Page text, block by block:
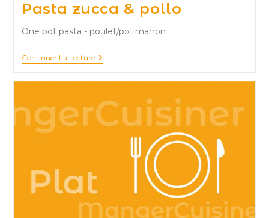
Pasta zucca & pollo
One pot pasta - poulet/potimarron
Continuer La LecturePasta
Zucca